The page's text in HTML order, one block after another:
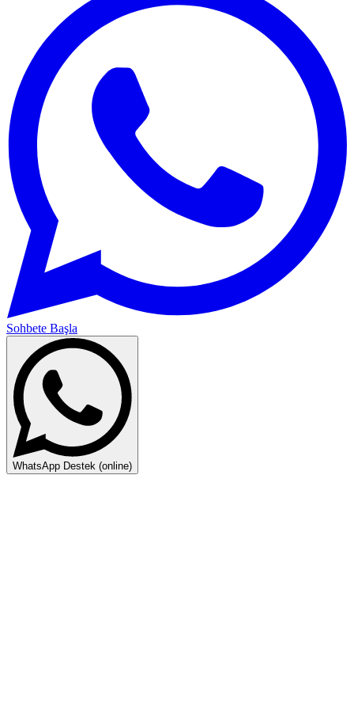
Sohbete Başla
WhatsApp Destek (online)